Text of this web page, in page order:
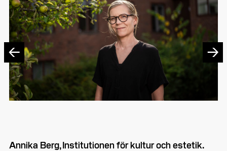
Annika Berg, Institutionen för kultur och estetik.
← →